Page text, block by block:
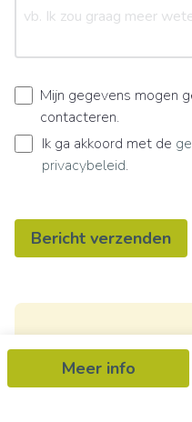
Meer info
Mijn gegevens mogen
contacteren.
Ik ga akkoord met de
privacybeleid.
Bericht verzenden
Ontvang als